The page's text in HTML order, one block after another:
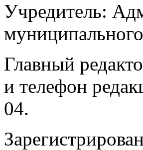
Учредитель:
Главный
и телефон
04.